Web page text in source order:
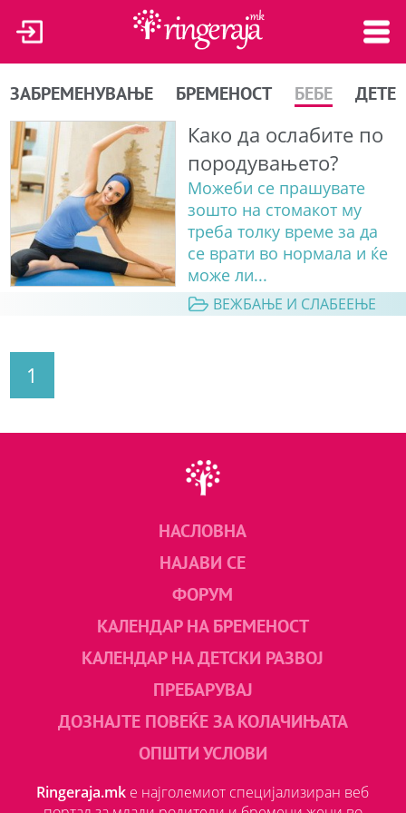
ЗАБРЕМЕНУВАЊЕ БРЕМЕНОСТ БЕБЕ ДЕТЕ
Како да ослабите по
породувањето?
Можеби се прашувате
зошто на стомакот му
треба толку време за да
се врати во нормала и ќе
може ли...
ВЕЖБАЊЕ И СЛАБЕЕЊЕ
1
НАСЛОВНА
НАЈАВИ СЕ
ФОРУМ
КАЛЕНДАР НА БРЕМЕНОСТ
КАЛЕНДАР НА ДЕТСКИ РАЗВОЈ
ПРЕБАРУВАЈ
ДОЗНАЈТЕ ПОВЕЌЕ ЗА КОЛАЧИЊАТА
ОПШТИ УСЛОВИ
Ringeraja.mk е најголемиот специјализиран веб